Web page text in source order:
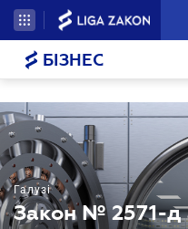
БІЗНЕС
Галузі
Закон № 2571-д